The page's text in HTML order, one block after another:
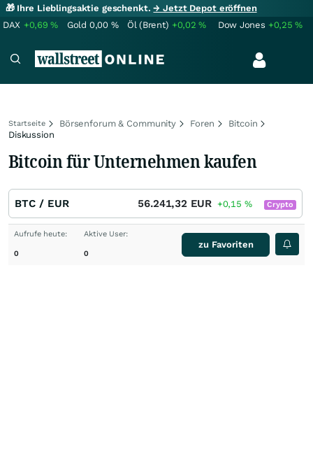
🎁 Ihre Lieblingsaktie geschenkt.→ Jetzt Depot eröffnen
DAX +0,69% Gold 0,00 % Öl (Brent) +0,02% Dow Jones +0,25%
Startseite Börsenforum & Community Foren
Bitcoin
Diskussion
Bitcoin für Unternehmen kaufen
BTC / EUR 56.241,32 EUR +0,15 % Crypto
Aufrufe heute:
0
Aktive User:
0
zu Favoriten